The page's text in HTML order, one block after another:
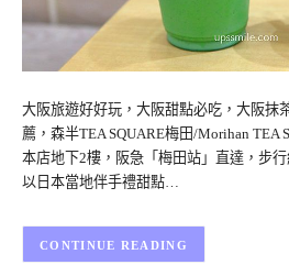
大阪旅遊好好玩，大阪甜點必吃，大阪抹
薦，森半TEA SQUARE梅田/Morihan TEA
本店地下2樓，阪急「梅田站」直達，步
以日本當地伴手禮甜點…
CONTINUE READING